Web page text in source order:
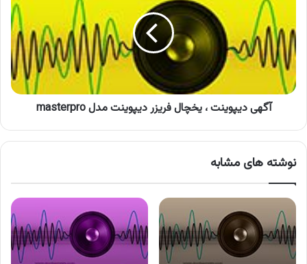
یخچال
فریزر
دیپوینت
مدل
masterpro
آگهی دیپوینت ، یخچال فریزر دیپوینت مدل masterpro
نوشته های مشابه